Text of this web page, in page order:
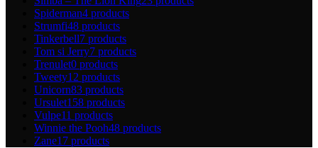
Spiderman4 products
Strumfi48 products
Tinkerbell7 products
Tom si Jerry7 products
Trenulet0 products
Tweety12 products
Unicorn83 products
Ursulet158 products
Vulpe11 products
Winnie the Pooh48 products
Zane17 products